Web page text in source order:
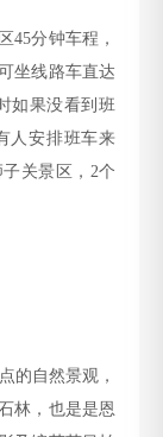
45分钟车程，
坐线路车直达
如果没看到班
人安排班车来
关景区， 2个
的自然景观，
林，也是是恩